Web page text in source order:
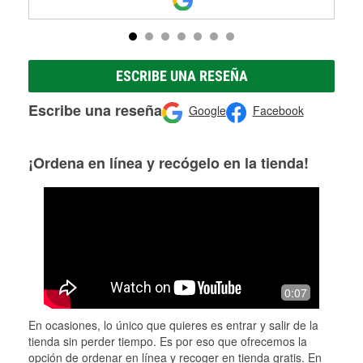
ESCRIBE UNA RESEÑA
Escribe una reseña Google Facebook
¡Ordena en línea y recógelo en la tienda!
0:07
En ocasiones, lo único que quieres es entrar y salir de la
tienda sin perder tiempo. Es por eso que ofrecemos la
opción de ordenar en línea y recoger en tienda gratis. En